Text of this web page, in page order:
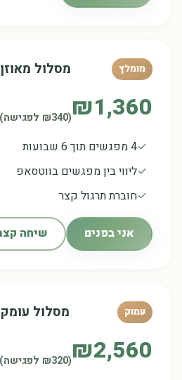
מומלץ מסלול מאוזן
₪1,360(₪340 לפגישה)
4 מפגשים תוך 6 שבועות
ליווי בין מפגשים בווטסאפ
חוברת תרגול קצר
אני בפנים שיחה
עמוק מסלול עומק
₪2,560(₪320 לפגישה)